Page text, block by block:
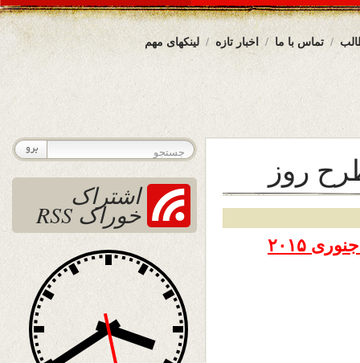
لینکهای مهم اخبار تازه تماس با ما
روز
تاریخ نشر دو شنبه ۲۲ جدی ۱۳۹۳ – ۱۲ جنوری ۲۰۱۵
اشتراک
خوراک RSS